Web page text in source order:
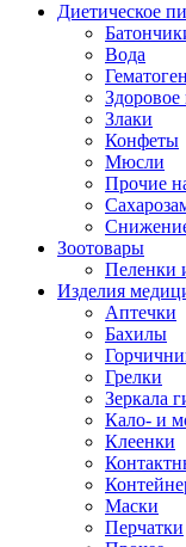
Диетическое
Вода
Здоровое
Злаки
Конфеты
Мюсли
Прочие
Зоотовары
Пеленки
Изделия
Аптечки
Бахилы
Грелки
Зеркала
Кало- и
Клеенки
Маски
Перчатки